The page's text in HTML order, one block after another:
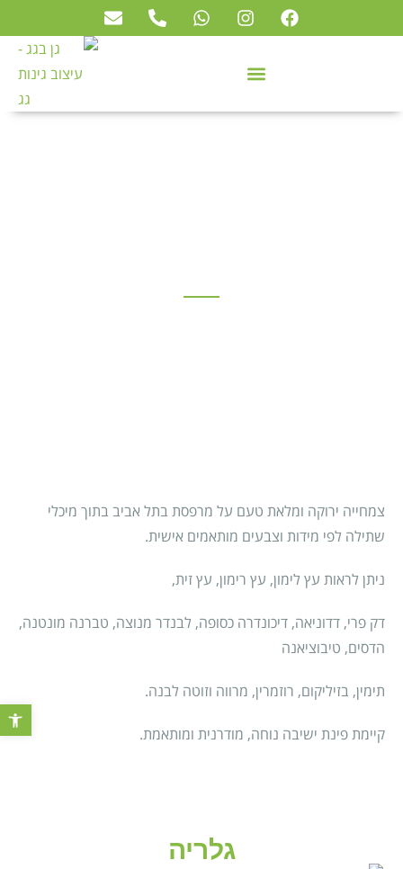
פתח
צמחייה ירוקה ומלאת טעם על מרפסת בתל אביב בתוך מיכלי
שתילה לפי מידות וצבעים מותאמים אישית.
ניתן לראות עץ לימון, עץ רימון, עץ זית,
דק פרי, דדוניאה, דיכונדרה כסופה, לבנדר מנוצה, טברנה מונטנה,
הדסים, טיבוציאנה
תימין, בזיליקום, רוזמרין, מרווה וזוטה לבנה.
קיימת פינת ישיבה נוחה, מודרנית ומותאמת.
גלריה